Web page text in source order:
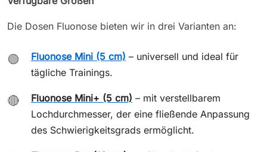
Die Dosen Fluonose bieten wir in drei Varianten an:
🟢 Fluonose Mini (5 cm) – universell und ideal für
tägliche Trainings.
🔴 Fluonose Mini+ (5 cm) – mit verstellbarem
Lochdurchmesser, der eine fließende Anpassung
des Schwierigkeitsgrads ermöglicht.